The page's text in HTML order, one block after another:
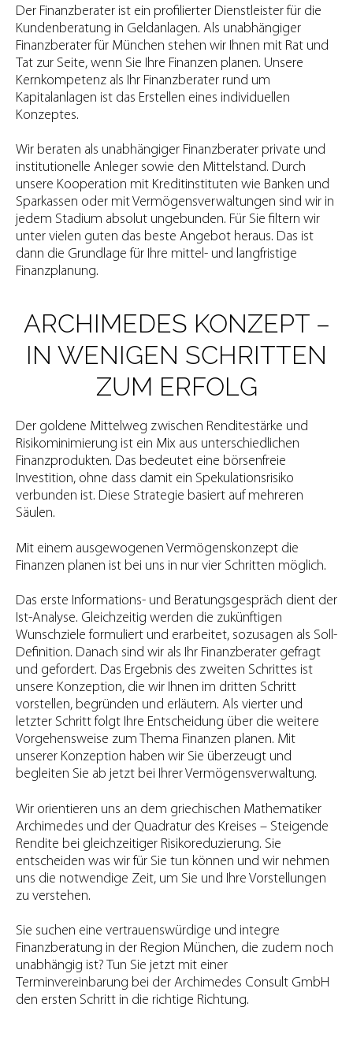
Der Finanzberater ist ein profilierter Dienstleister für die
Kundenberatung in Geldanlagen. Als unabhängiger
Finanzberater für München stehen wir Ihnen mit Rat und
Tat zur Seite, wenn Sie Ihre Finanzen planen. Unsere
Kernkompetenz als Ihr Finanzberater rund um
Kapitalanlagen ist das Erstellen eines individuellen
Konzeptes.
Wir beraten als unabhängiger Finanzberater private und
institutionelle Anleger sowie den Mittelstand. Durch
unsere Kooperation mit Kreditinstituten wie Banken und
Sparkassen oder mit Vermögensverwaltungen sind wir in
jedem Stadium absolut ungebunden. Für Sie filtern wir
unter vielen guten das beste Angebot heraus. Das ist
dann die Grundlage für Ihre mittel- und langfristige
Finanzplanung.
ARCHIMEDES KONZEPT –
IN WENIGEN SCHRITTEN
ZUM ERFOLG
Der goldene Mittelweg zwischen Renditestärke und
Risikominimierung ist ein Mix aus unterschiedlichen
Finanzprodukten. Das bedeutet eine börsenfreie
Investition, ohne dass damit ein Spekulationsrisiko
verbunden ist. Diese Strategie basiert auf mehreren
Säulen.
Mit einem ausgewogenen Vermögenskonzept die
Finanzen planen ist bei uns in nur vier Schritten möglich.
Das erste Informations- und Beratungsgespräch dient der
Ist-Analyse. Gleichzeitig werden die zukünftigen
Wunschziele formuliert und erarbeitet, sozusagen als Soll-
Definition. Danach sind wir als Ihr Finanzberater gefragt
und gefordert. Das Ergebnis des zweiten Schrittes ist
unsere Konzeption, die wir Ihnen im dritten Schritt
vorstellen, begründen und erläutern. Als vierter und
letzter Schritt folgt Ihre Entscheidung über die weitere
Vorgehensweise zum Thema Finanzen planen. Mit
unserer Konzeption haben wir Sie überzeugt und
begleiten Sie ab jetzt bei Ihrer Vermögensverwaltung.
Wir orientieren uns an dem griechischen Mathematiker
Archimedes und der Quadratur des Kreises – Steigende
Rendite bei gleichzeitiger Risikoreduzierung. Sie
entscheiden was wir für Sie tun können und wir nehmen
uns die notwendige Zeit, um Sie und Ihre Vorstellungen
zu verstehen.
Sie suchen eine vertrauenswürdige und integre
Finanzberatung in der Region München, die zudem noch
unabhängig ist? Tun Sie jetzt mit einer
Terminvereinbarung bei der Archimedes Consult GmbH
den ersten Schritt in die richtige Richtung.